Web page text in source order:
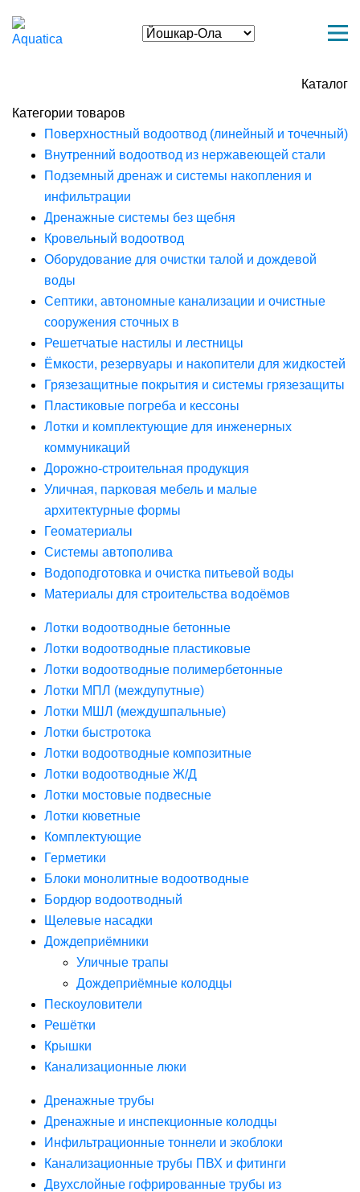
Каталог
Категории товаров
Поверхностный водоотвод (линейный и точечный)
Внутренний водоотвод из нержавеющей стали
Подземный дренаж и системы накопления и
инфильтрации
Дренажные системы без щебня
Кровельный водоотвод
Оборудование для очистки талой и дождевой
воды
Септики, автономные канализации и очистные
сооружения сточных в
Решетчатые настилы и лестницы
Ёмкости, резервуары и накопители для жидкостей
Грязезащитные покрытия и системы грязезащиты
Пластиковые погреба и кессоны
Лотки и комплектующие для инженерных
коммуникаций
Дорожно-строительная продукция
Уличная, парковая мебель и малые
архитектурные формы
Геоматериалы
Системы автополива
Водоподготовка и очистка питьевой воды
Материалы для строительства водоёмов
Лотки водоотводные бетонные
Лотки водоотводные пластиковые
Лотки водоотводные полимербетонные
Лотки МПЛ (междупутные)
Лотки МШЛ (междушпальные)
Лотки быстротока
Лотки водоотводные композитные
Лотки водоотводные Ж/Д
Лотки мостовые подвесные
Лотки кюветные
Комплектующие
Герметики
Блоки монолитные водоотводные
Бордюр водоотводный
Щелевые насадки
Дождеприёмники
Уличные трапы
Дождеприёмные колодцы
Пескоуловители
Решётки
Крышки
Канализационные люки
Дренажные трубы
Дренажные и инспекционные колодцы
Инфильтрационные тоннели и экоблоки
Канализационные трубы ПВХ и фитинги
Двухслойные гофрированные трубы из